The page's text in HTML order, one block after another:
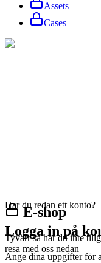
Assets
Cases
E-shop
Tyvärr så har du inte
resa med oss nedan
Har du redan ett konto?
Logga in på
Ange dina uppgifter för